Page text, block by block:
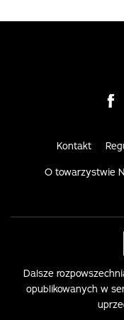
Kontakt
O towarzystwie
Dalsze
opublikowanych w